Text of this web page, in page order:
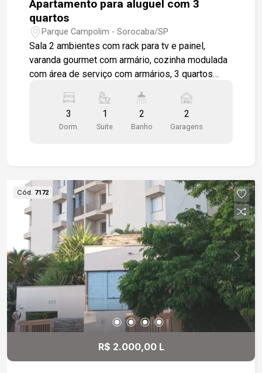
Apartamento para aluguel com 3
quartos
Parque Campolim - Sorocaba/SP
Sala 2 ambientes com rack para tv e painel,
varanda gourmet com armário, cozinha modulada
com área de serviço com armários, 3 quartos
com box em vidro e gabinetes. Todo em piso
porcelanato. 2 vagas de garagem Condomínio
com piscina , salão de festas, quadra
3
Dorm.
1
Suite
2
Banho
2
Garagens
Cód. 7172
R$ 2.000,00 L